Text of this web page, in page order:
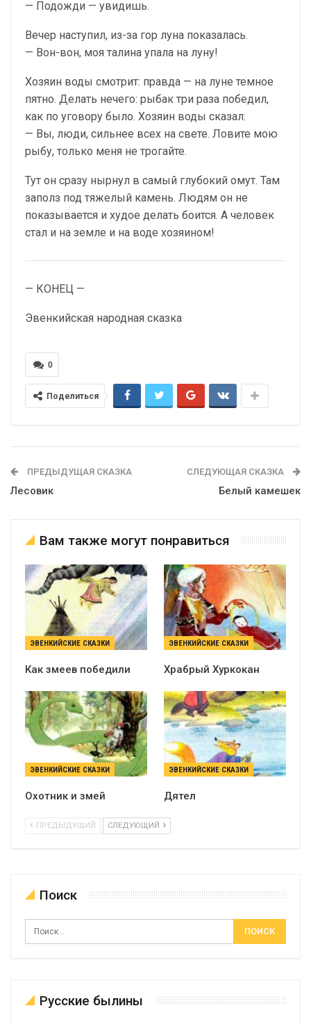
— Подожди — увидишь.
Вечер наступил, из-за гор луна показалась.
— Вон-вон, моя талина упала на луну!
Хозяин воды смотрит: правда — на луне темное
пятно. Делать нечего: рыбак три раза победил,
как по уговору было. Хозяин воды сказал:
— Вы, люди, сильнее всех на свете. Ловите мою
рыбу, только меня не трогайте.
Тут он сразу нырнул в самый глубокий омут. Там
заполз под тяжелый камень. Людям он не
показывается и худое делать боится. А человек
стал и на земле и на воде хозяином!
— КОНЕЦ —
Эвенкийская народная сказка
0
Поделиться
ПРЕДЫДУЩАЯ СКАЗКА
Лесовик
СЛЕДУЮЩАЯ СКАЗКА
Белый камешек
Вам также могут понравиться
ЭВЕНКИЙСКИЕ СКАЗКИ
Как змеев победили
ЭВЕНКИЙСКИЕ СКАЗКИ
Храбрый Хуркокан
ЭВЕНКИЙСКИЕ СКАЗКИ
Охотник и змей
ЭВЕНКИЙСКИЕ СКАЗКИ
Дятел
ПРЕДЫДУЩИЙ СЛЕДУЮЩИЙ
Поиск
Русские былины